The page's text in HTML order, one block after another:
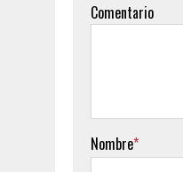
Comentario
Nombre*